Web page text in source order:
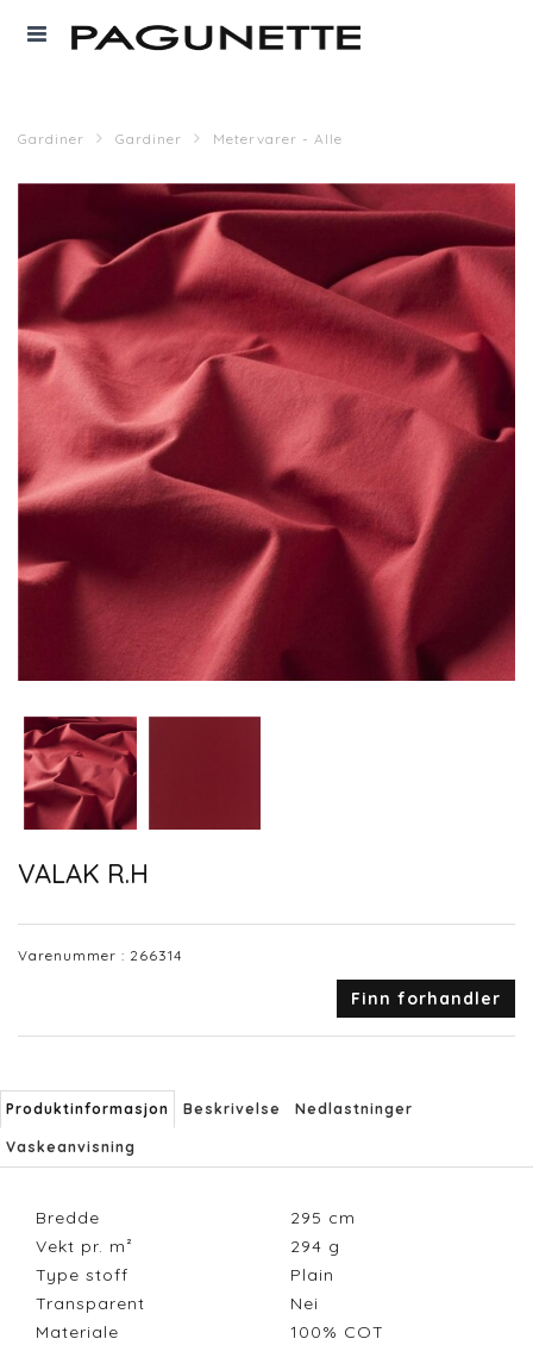
Gardiner Gardiner Metervarer - Alle
VALAK R.H
Varenummer : 266314
Finn forhandler
Produktinformasjon Beskrivelse Nedlastninger
Vaskeanvisning
Bredde 295 cm
Vekt pr. m²
294 g
Type stoff
Plain
Transparent
Nei
Materiale
100% COT